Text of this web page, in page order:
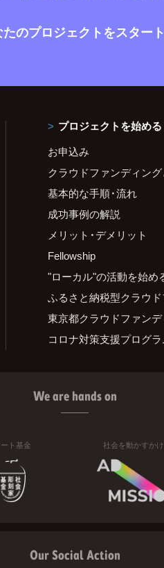
たのプロジェクトをスター
プロジェクトを始める
お申込み
クラウドファンディン
基本的な手順・流れ
成功事例の解説
メリット・デメリット
Fellowship
"ローカル"の活動を始め
ふるさと納税型クラウ
東京都クラウドファン
コロナ対策支援プログ
We are hands on
ト基金 社会を動かすか
Our Social Action